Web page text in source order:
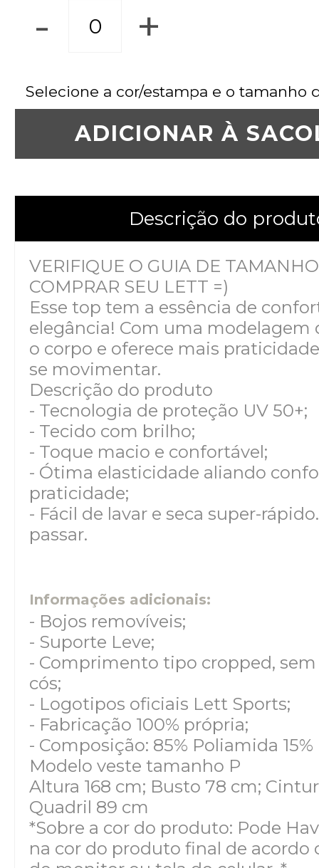
- +
Selecione a cor/estampa e o tamanho
ADICIONAR À
Descrição do
VERIFIQUE O GUIA DE
COMPRAR SEU LETT =)
Esse top tem a essência de
elegância! Com uma modelagem
o corpo e oferece mais
se movimentar.
Descrição do produto
- Tecnologia de proteção UV 50+;
- Tecido com brilho;
- Toque macio e confortável;
- Ótima elasticidade aliando
praticidade;
- Fácil de lavar e seca super-
passar.
Informações adicionais:
- Bojos removíveis;
- Suporte Leve;
- Comprimento tipo cropped,
cós;
- Logotipos oficiais Lett Sports;
- Fabricação 100% própria;
- Composição: 85% Poliamida
Modelo veste tamanho P
Altura 168 cm; Busto 78 cm;
Quadril 89 cm
*Sobre a cor do produto: Pode
na cor do produto final de acordo